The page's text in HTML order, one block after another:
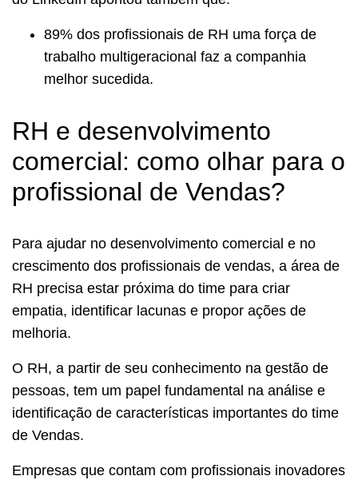
89% dos profissionais de RH uma força de
trabalho multigeracional faz a companhia
melhor sucedida.
RH e desenvolvimento
comercial: como olhar para o
profissional de Vendas?
Para ajudar no desenvolvimento comercial e no
crescimento dos profissionais de vendas, a área de
RH precisa estar próxima do time para criar
empatia, identificar lacunas e propor ações de
melhoria.
O RH, a partir de seu conhecimento na gestão de
pessoas, tem um papel fundamental na análise e
identificação de características importantes do time
de Vendas.
Empresas que contam com profissionais inovadores